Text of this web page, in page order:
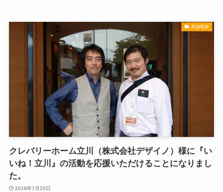
実績報告
クレバリーホーム立川（株式会社デザイノ）様に『い
いね！立川』の活動を応援いただけることになりまし
た。
2019年7月20日